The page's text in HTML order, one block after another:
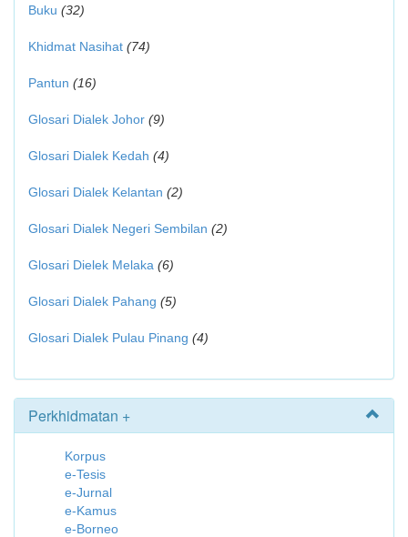
Buku (32)
Khidmat Nasihat (74)
Pantun (16)
Glosari Dialek Johor (9)
Glosari Dialek Kedah (4)
Glosari Dialek Kelantan (2)
Glosari Dialek Negeri Sembilan (2)
Glosari Dielek Melaka (6)
Glosari Dialek Pahang (5)
Glosari Dialek Pulau Pinang (4)
Perkhidmatan +
Korpus
e-Tesis
e-Jurnal
e-Kamus
e-Borneo